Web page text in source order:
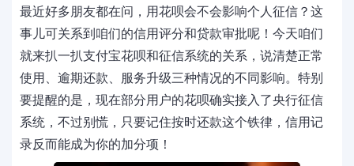
最近好多朋友都在问，用花呗会不会影响个人征信？这
事儿可关系到咱们的信用评分和贷款审批呢！今天咱们
就来扒一扒支付宝花呗和征信系统的关系，说清楚正常
使用、逾期还款、服务升级三种情况的不同影响。特别
要提醒的是，现在部分用户的花呗确实接入了央行征信
系统，不过别慌，只要记住按时还款这个铁律，信用记
录反而能成为你的加分项！